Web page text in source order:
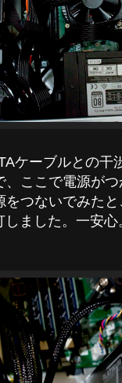
ケーブルとの干
、ここで電源が
をつないでみた
しました。一安心